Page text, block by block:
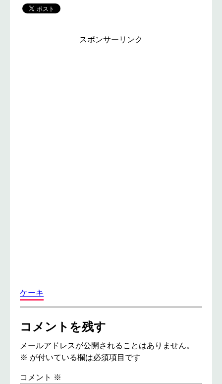
スポンサーリンク
ケーキ
コメントを残す
メールアドレスが公開されることはありません。
※ が付いている欄は必須項目です
コメント ※